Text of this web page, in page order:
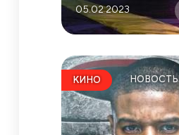
05.02 2023
КИНО НОВОСТЬ